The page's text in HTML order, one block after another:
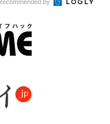
by